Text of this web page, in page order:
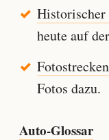
heute auf
Fotos dazu.
Auto-Glossar